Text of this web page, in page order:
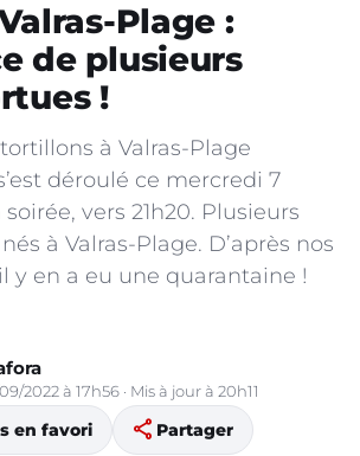
Plage :
de plusieurs
!
à Valras-Plage
déroulé ce mercredi 7
vers 21h20. Plusieurs
à Valras-Plage. D’après nos
y en a eu une quarantaine !
2022 à 17h56 · Mis à jour à 20h11
en favori share Partager